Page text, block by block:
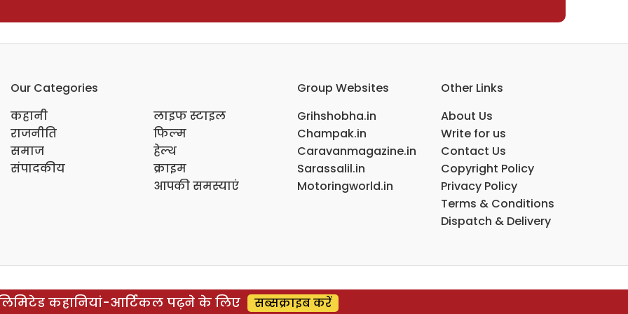
Our Categories
कहानी
राजनीति
समाज
संपादकीय
लाइफ स्टाइल
फिल्म
हेल्थ
क्राइम
आपकी समस्याएं
Group Websites
Grihshobha.in
Champak.in
Caravanmagazine.in
Sarassalil.in
Motoringworld.in
Other Links
About Us
Write for us
Contact Us
Copyright Policy
Privacy Policy
Terms & Conditions
Dispatch & Delivery
कहानियां-आर्टिकल पढ़ने के लिए सब्सक्राइब करें